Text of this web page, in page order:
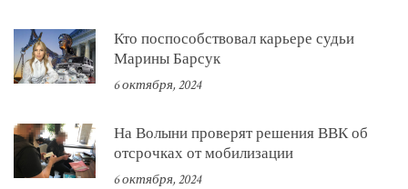
Кто поспособствовал карьере судьи
Марины Барсук
6 октября, 2024
На Волыни проверят решения ВВК об
отсрочках от мобилизации
6 октября, 2024